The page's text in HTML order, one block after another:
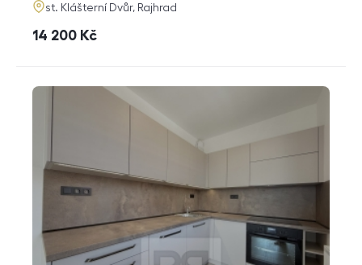
adresa
st. Klášterní Dvůr, Rajhrad
cena
14 200 Kč